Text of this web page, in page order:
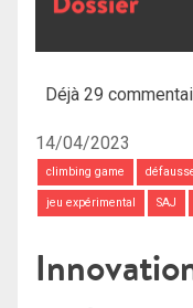
Déjà 29
14/04/2023
climbing game
jeu expérimental SAJ